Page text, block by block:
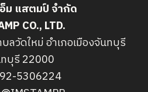
ม แสตมป์ จำกัด
CO., LTD.
วัดใหม่ อำเภอเมืองจันทบุรี
บุรี 22000
5306224